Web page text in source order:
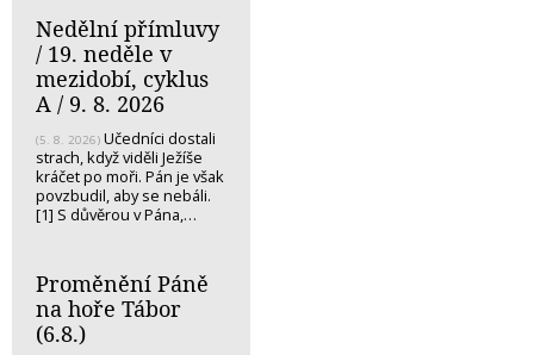
Nedělní přímluvy
/ 19. neděle v
mezidobí, cyklus
A / 9. 8. 2026
(5. 8. 2026) Učedníci dostali
strach, když viděli Ježíše
kráčet po moři. Pán je však
povzbudil, aby se nebáli.
[1] S důvěrou v Pána,…
Proměnění Páně
na hoře Tábor
(6.8.)